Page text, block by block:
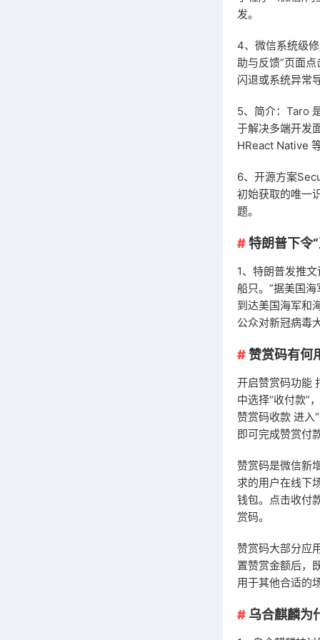
发。
4、微信系统级
助与反馈”页面
闪退或系统异常
5、简介：Taro
于解决多端开发
HReact Native
6、开源方案
初始获取的唯一
题。
特朗普下令
1、特朗普发推
船只。”据美国
到达美国海军和
公众对新冠病毒
赞赏码有何
开启赞赏码功能
中选择“收付款”
赞赏码收款 进入
即可完成赞赏付
赞赏码是微信新
求的用户在线下
钱包。点击收付
赏码。
赞赏码大部分应
置赞赏金额后，
用于其他合适的
乌合麒麟为